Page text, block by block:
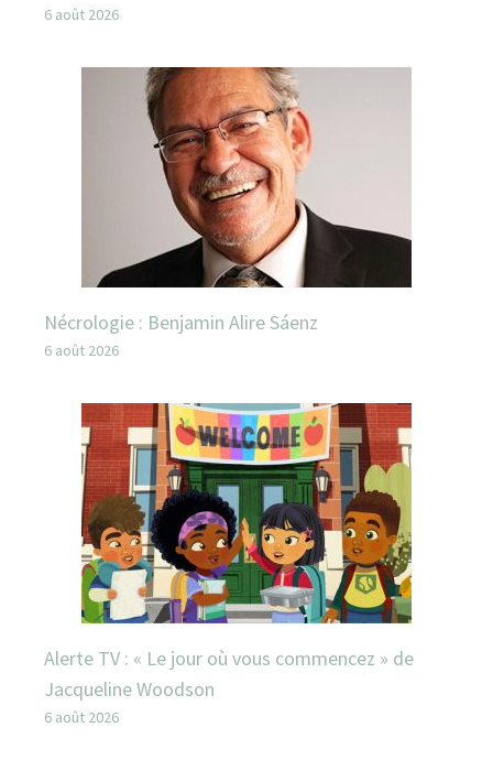
6 août 2026
Nécrologie : Benjamin Alire Sáenz
6 août 2026
Alerte TV : « Le jour où vous commencez » de
Jacqueline Woodson
6 août 2026